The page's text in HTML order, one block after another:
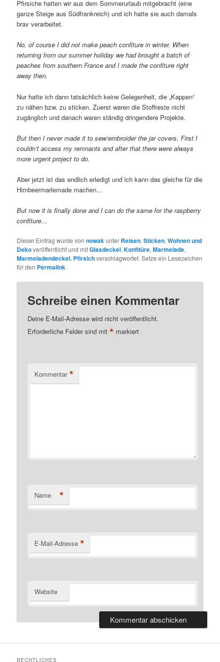
Pfirsiche hatten wir aus dem Sommerurlaub mitgebracht (eine
ganze Steige aus Südfrankreich) und ich hatte sie auch damals
brav verarbeitet.
No, of course I did not make peach confiture in winter. When
returning from our summer holiday we had brought a batch of
peaches from southern France and I made the confiture right
away then.
Nur hatte ich dann tatsächlich keine Gelegenheit, die „Kappen“
zu nähen bzw. zu sticken. Zuerst waren die Stoffreste nicht
zugänglich und danach waren ständig dringendere Projekte.
But then I never made it to sew/embroider the jar covers. First I
couldn’t access my remnants and after that there were always
more urgent project to do.
Aber jetzt ist das endlich erledigt und ich kann das gleiche für die
Himbeermarlemade machen…
But now it is finally done and I can do the same for the raspberry
confiture…
Dieser Eintrag wurde vonnowakunter Reisen,Sticken,Wohnen und
Dekoveröffentlicht und mitGlasdeckel,Konfitüre,Marmelade,
Marmeladendeckel, Pfirsichverschlagwortet. Setze ein Lesezeichen
für den Permalink.
Schreibe einen Kommentar
Deine E-Mail-Adresse wird nicht veröffentlicht.
Erforderliche Felder sind mit* markiert
Kommentar *
Name *
E-Mail-Adresse *
Website
RECHTLICHES